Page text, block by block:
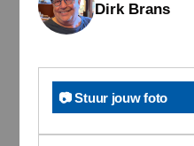
Dirk Brans
📷 Stuur jouw foto